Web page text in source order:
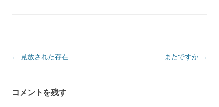
投
ビ
← 見放された存在 またですか →
コメントを残す